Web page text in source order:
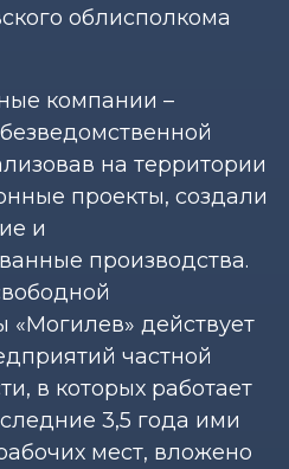
облисполкома
компании –
на территории
проекты, создали
и
производства.
«Могилев» действует
частной
в которых работает
3,5 года ими
мест, вложено